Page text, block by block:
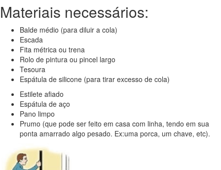
Materiais necessários:
Balde médio (para diluir a cola)
Escada
Fita métrica ou trena
Rolo de pintura ou pincel largo
Tesoura
Espátula de silicone (para tirar excesso de cola)
Estilete afiado
Espátula de aço
Pano limpo
Prumo (que pode ser feito em casa com linha, tendo em sua
ponta amarrado algo pesado. Ex:uma porca, um chave, etc).